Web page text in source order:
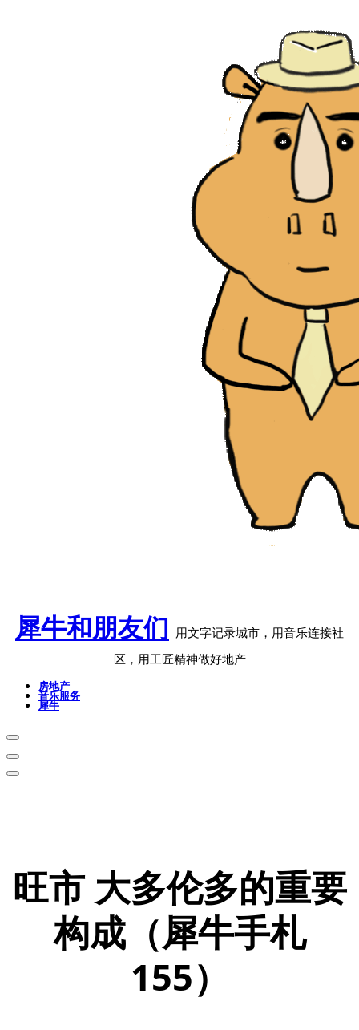
犀牛和朋友们 用文字记录城市，用音乐连接社
区，用工匠精神做好地产
房地产
音乐服务
犀牛
旺市 大多伦多的重要
构成（犀牛手札
155）